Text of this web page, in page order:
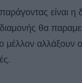
είναι η
θα
μέλλον αλλάξουν